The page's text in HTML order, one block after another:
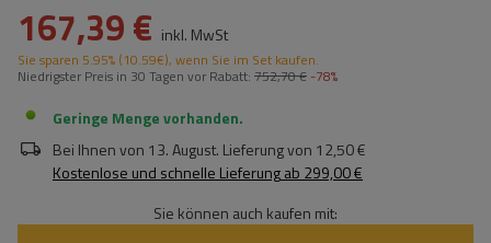
167,39 € inkl. MwSt
Sie sparen 5.95% (10.59€), wenn Sie im Set kaufen.
Niedrigster Preis in 30 Tagen vor Rabatt: 752,70 € -78%
Geringe Menge vorhanden
Bei Ihnen von 13. August. Lieferung von 12,50 €
Kostenlose und schnelle Lieferungab 299,00 €
Sie können auch kaufen mit: